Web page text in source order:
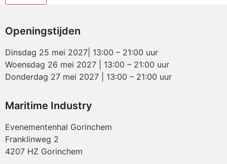
Openingstijden
Dinsdag 25 mei 2027| 13:00 – 21:00 uur
Woensdag 26 mei 2027 | 13:00 – 21:00 uur
Donderdag 27 mei 2027 | 13:00 – 21:00 uur
Maritime Industry
Evenementenhal Gorinchem
Franklinweg 2
4207 HZ Gorinchem